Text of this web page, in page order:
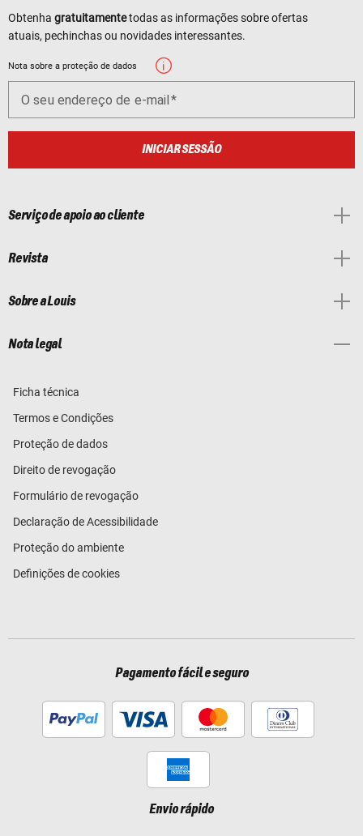
Obtenha gratuitamentetodas as informações sobre ofertas
atuais, pechinchas ou novidades interessantes.
Nota sobre a proteção de dados
O seu endereço de e-mail
INICIAR SESSÃO
Serviço de apoio ao cliente
Revista
Sobre a Louis
Nota legal
Ficha técnica
Termos e Condições
Proteção de dados
Direito de revogação
Formulário de revogação
Declaração de Acessibilidade
Proteção do ambiente
Definições de cookies
Pagamento fácil e seguro
Envio rápido